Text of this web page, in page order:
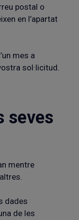
postal o
en l’apartat
mes a
sol·licitud.
seves
mentre
dades
de les